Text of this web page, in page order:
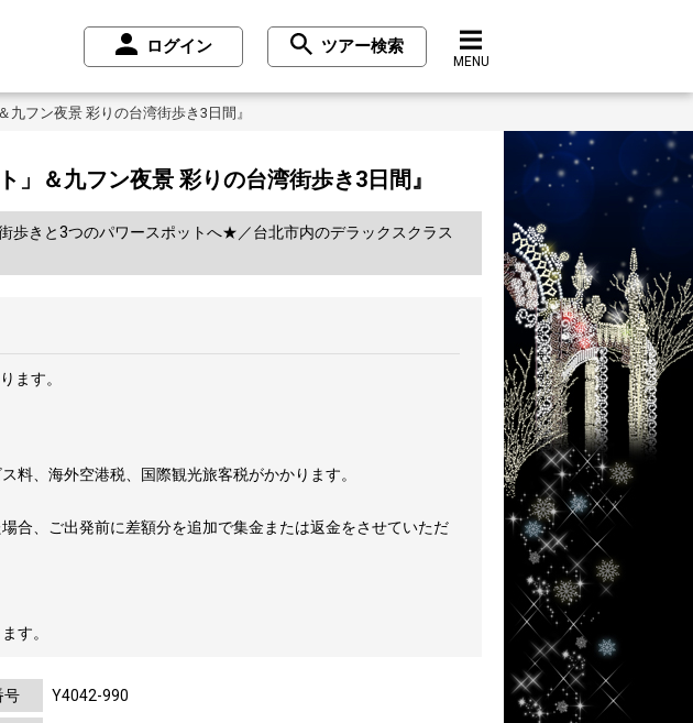
ログイン ツアー検索
MENU
九フン夜景 彩りの台湾街歩き3日間』
」＆九フン夜景 彩りの台湾街歩き3日間』
歩きと3つのパワースポットへ★／台北市内のデラックスクラス
ます。
、海外空港税、国際観光旅客税がかかります。
合、ご出発前に差額分を追加で集金または返金をさせていただ
す。
号 Y4042-990